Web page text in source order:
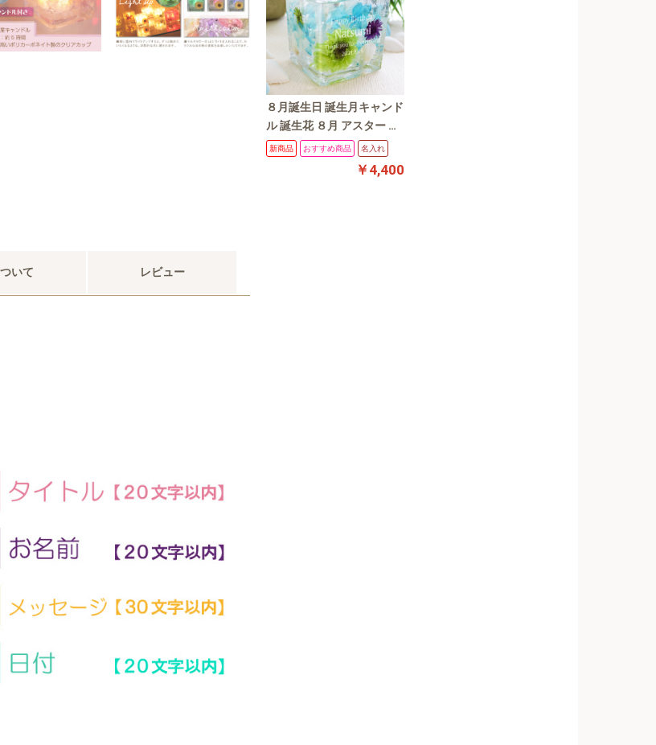
いて レビュー
８月誕生日 誕生月キャンド
ル 誕生花 ８月 アスター プ
リザーブドフラワー 花言葉
花プレゼント 誕生日 結婚
新商品 おすすめ商品 名入れ
￥4,400